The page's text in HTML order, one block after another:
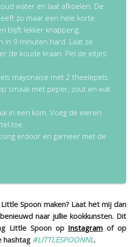
water en laat afkoelen. De
zo maar een hele korte
blijft lekker knapperig.
in 9 minuten hard. Laat ze
de koude kraan. Pel de eitjes
mayonaise met 2 theelepels
smaak met peper, zout en wat
in een kom. Voeg de eieren
toe.
erdoor en garneer met de
Spoon maken? Laat het mij dan
naar jullie kookkunsten. Dit
Little Spoon op Instagram of op
hashtag #LITTLESPOONNL.